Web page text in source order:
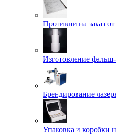
Противни на заказ
Изготовление
Брендирование
Упаковка и коробки